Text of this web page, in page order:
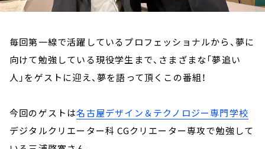
毎回第一線で活躍しているプロフェッショナルから、夢に
向けて勉強している現役学生まで、さまざまな「夢追い
人」をゲストに迎え、夢を語って頂くこの番組！
今回のゲストは名古屋デザイン＆テクノロジー専門学校
デジタルクリエーター科 CGクリエーター専攻で勉強して